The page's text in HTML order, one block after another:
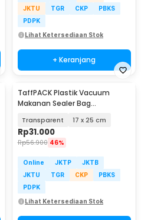
JKTU
TGR CKP
PBKS
PDPK
Lihat Ketersediaan Stok
+ Keranjang
TaffPACK Plastik Vacuum
Makanan Sealer Bag
Transparent 17 x 25 cm
Rp31.000
Rp56.900 46%
Online JKTP
JKTB
JKTU
TGR CKP
PBKS
PDPK
Lihat Ketersediaan Stok